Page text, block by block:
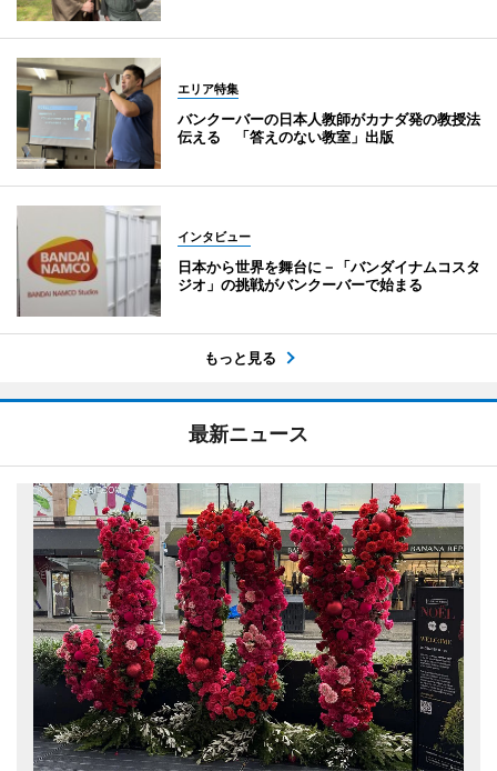
エリア特集
バンクーバーの日本人教師がカナダ発の教授法
伝える 「答えのない教室」出版
インタビュー
日本から世界を舞台に－「バンダイナムコスタ
ジオ」の挑戦がバンクーバーで始まる
もっと見る
最新ニュース